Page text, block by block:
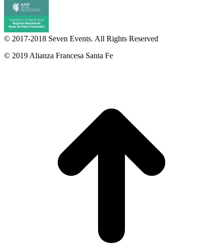
© 2017-2018 Seven Events. All Rights Reserved
© 2019 Alianza Francesa Santa Fe